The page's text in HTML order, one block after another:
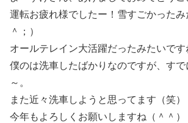
運転お疲れ様でしたー！雪すごかったみ
＾；）
オールテレイン大活躍だったみたいです
僕のは洗車したばかりなのですが、すで
～。
また近々洗車しようと思ってます（笑）
今年もよろしくお願いしますね（＾＾）